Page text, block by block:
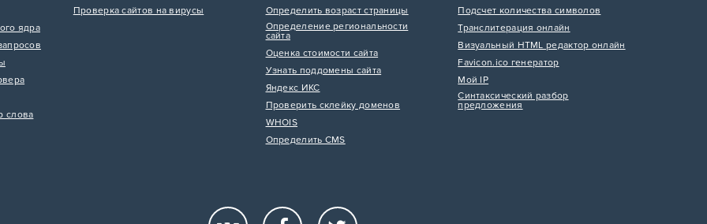
ядра
слова
Проверка сайтов на вирусы
Определить возраст страницы
Определение региональности
сайта
Оценка стоимости сайта
Узнать поддомены сайта
Яндекс ИКС
Проверить склейку доменов
WHOIS
Определить CMS
Подсчет количества символов
Транслитерация онлайн
Визуальный HTML редактор онлайн
Favicon.ico генератор
Мой IP
Синтаксический разбор
предложения